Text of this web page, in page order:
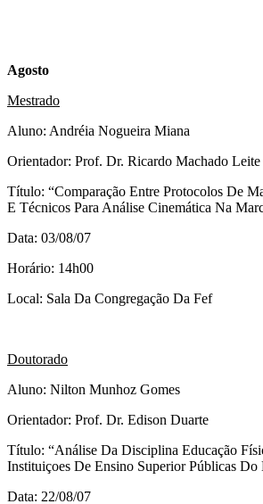
Agosto
Mestrado
Aluno: Andréia Nogueira Miana
Orientador: Prof. Dr. Ricardo Machado
Título: “Comparação Entre Protocolos De
E Técnicos Para Análise Cinemática Na
Data: 03/08/07
Horário: 14h00
Local: Sala Da Congregação Da Fef
Doutorado
Aluno: Nilton Munhoz Gomes
Orientador: Prof. Dr. Edison Duarte
Título: “Análise Da Disciplina Educação
Instituiçoes De Ensino Superior Públicas Do
Data: 22/08/07